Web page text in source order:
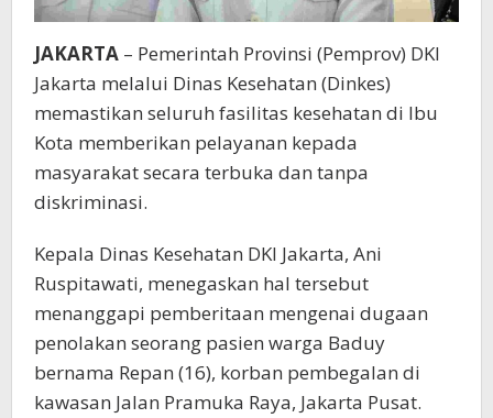
JAKARTA – Pemerintah Provinsi (Pemprov) DKI
Jakarta melalui Dinas Kesehatan (Dinkes)
memastikan seluruh fasilitas kesehatan di Ibu
Kota memberikan pelayanan kepada
masyarakat secara terbuka dan tanpa
diskriminasi.
Kepala Dinas Kesehatan DKI Jakarta, Ani
Ruspitawati, menegaskan hal tersebut
menanggapi pemberitaan mengenai dugaan
penolakan seorang pasien warga Baduy
bernama Repan (16), korban pembegalan di
kawasan Jalan Pramuka Raya, Jakarta Pusat.